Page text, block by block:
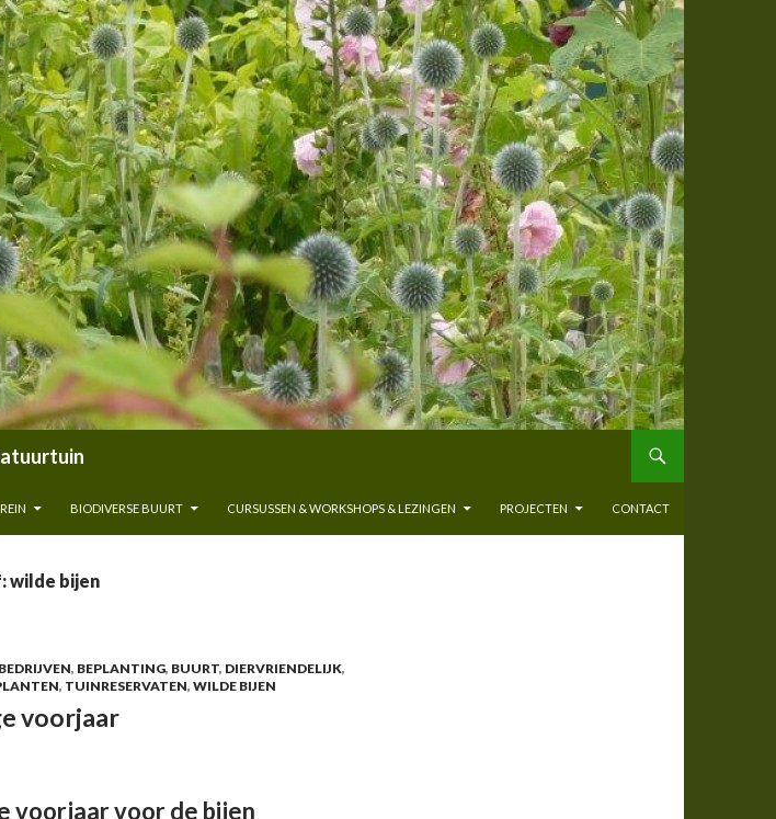
BIODIVERSE BUURT CURSUSSEN & WORKSHOPS & LEZINGEN PROJECTEN CONTACT
wilde bijen
BEDRIJVEN, BEPLANTING, BUURT, DIERVRIENDELIJK,
, TUINRESERVATEN, WILDE BIJEN
voorjaar
voorjaar voor de bijen